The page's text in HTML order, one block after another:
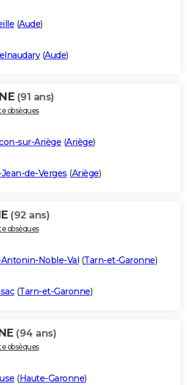
(Aude)
(Aude)
(91 ans)
obsèques
sur-Ariège (Ariège)
de-Verges (Ariège)
(92 ans)
obsèques
Noble-Val (Tarn-et-Garonne)
(Tarn-et-Garonne)
(94 ans)
obsèques
(Haute-Garonne)